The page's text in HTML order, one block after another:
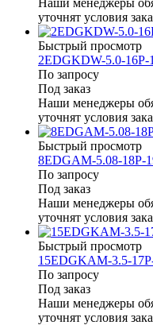
Наши менеджеры
уточнят условия
Быстрый просмотр
2EDGKDW-5.0-16P-
По запросу
Под заказ
Наши менеджеры
уточнят условия
Быстрый просмотр
8EDGAM-5.08-18P-
По запросу
Под заказ
Наши менеджеры
уточнят условия
Быстрый просмотр
15EDGKAM-3.5-
По запросу
Под заказ
Наши менеджеры
уточнят условия